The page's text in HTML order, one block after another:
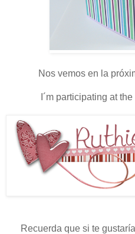
Nos vemos en la
I´m participating at
Recuerda que si te